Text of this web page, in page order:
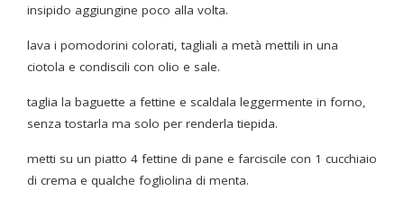
insipido aggiungine poco alla volta.
lava i pomodorini colorati, tagliali a metà mettili in una
ciotola e condiscili con olio e sale.
taglia la baguette a fettine e scaldala leggermente in forno,
senza tostarla ma solo per renderla tiepida.
metti su un piatto 4 fettine di pane e farciscile con 1 cucchiaio
di crema e qualche fogliolina di menta.